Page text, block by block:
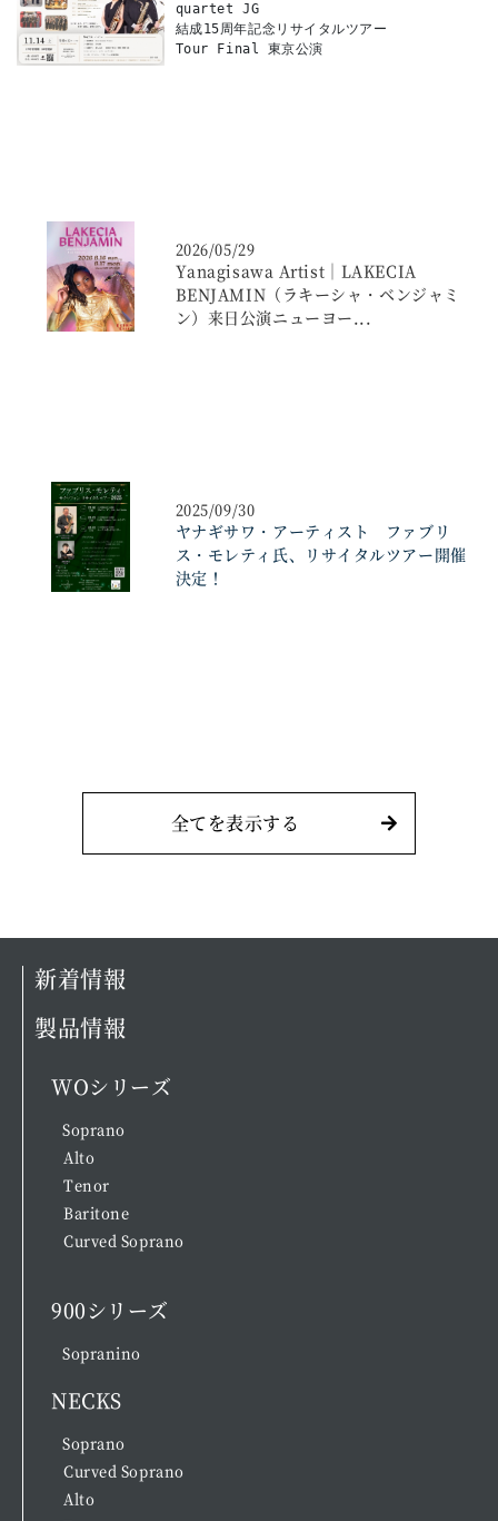
quartet JG
結成15周年記念リサイタルツアー
2026/05/29
Yanagisawa Artist｜LAKECIA
BENJAMIN（ラキーシャ・ベンジャミ
ン）来日公演ニューヨー ...
2025/09/30
ヤナギサワ・アーティスト ファブリ
ス・モレティ氏、リサイタルツアー開催
決定！
全てを表示する
新着情報
製品情報
WOシリーズ
Soprano
Alto
Tenor
Baritone
Curved Soprano
900シリーズ
Sopranino
NECKS
Soprano
Curved Soprano
Alto